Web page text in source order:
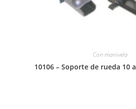
Con manivela
10106 – Soporte de rueda 10